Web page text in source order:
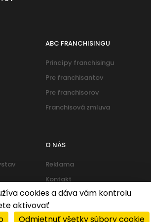
ABC FRANCHISINGU
Princípy franchisingu
Pre franchisantov
Pre franchisorov
Franchisová zmluva
O NÁS
Reklama
Kontakt
ochrany osobných údajov
cookies a dáva vám kontrolu
aktivovať
Odmietnuť všetky súbory cookie